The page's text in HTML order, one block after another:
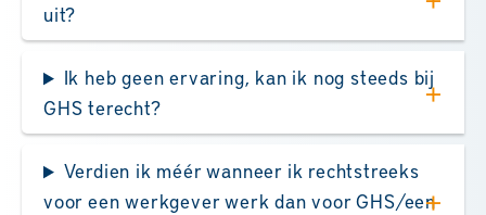
uit?
Ik heb geen ervaring, kan ik nog steeds bij
GHS terecht?
Verdien ik méér wanneer ik rechtstreeks
voor een werkgever werk dan voor GHS/een